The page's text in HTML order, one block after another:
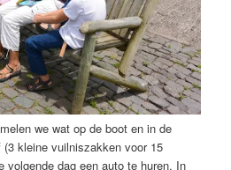
we wat op de boot en in de
kleine vuilniszakken voor 15
volgende dag een auto te huren. In